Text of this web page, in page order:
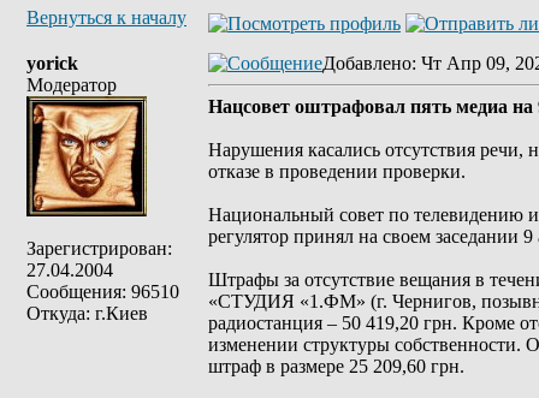
Вернуться к началу
yorick
Модератор
Зарегистрирован:
27.04.2004
Сообщения: 96510
Откуда: г.Киев
Добавлено: Чт Апр 09,
Нацсовет оштрафовал пять медиа на
Нарушения касались отсутствия речи,
отказе в проведении проверки.
Национальный совет по телевидению
регулятор принял на своем заседании 9
Штрафы за отсутствие вещания в
«СТУДИЯ «1.ФМ» (г. Чернигов,
радиостанция – 50 419,20 грн. Кроме
изменении структуры собственности.
штраф в размере 25 209,60 грн.